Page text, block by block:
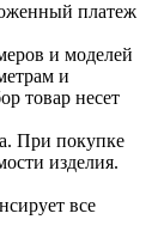
платеж
и моделей
и
товар несет
При покупке
изделия.
все